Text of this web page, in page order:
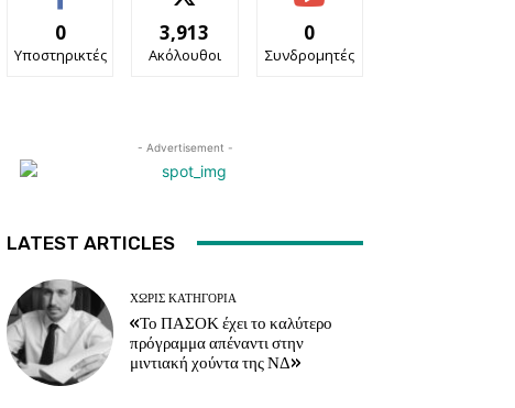
0
Υποστηρικτές
3,913
Ακόλουθοι
0
Συνδρομητές
- Advertisement -
LATEST ARTICLES
ΧΩΡΊΣ ΚΑΤΗΓΟΡΊΑ
«Το ΠΑΣΟΚ έχει το καλύτερο
πρόγραμμα απέναντι στην
μιντιακή χούντα της ΝΔ»